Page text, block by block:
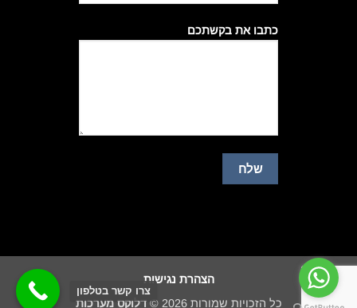
כתבו את בקשתכם
הצהרת נגישות
כל הזכויות שמורות 2026 ©
דלוקס מערכות
צרו קשר בטלפון